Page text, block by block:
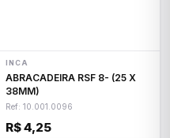
INCA
ABRACADEIRA RSF 8- (25 X
38MM)
Ref: 10.001.0096
R$ 4,25